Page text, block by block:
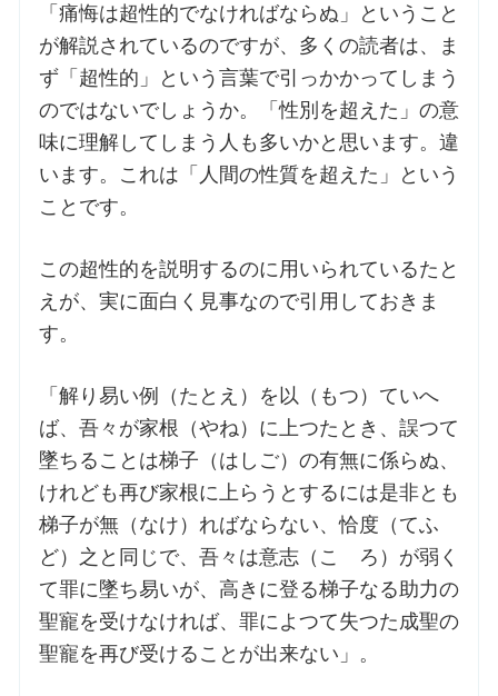
「痛悔は超性的でなければならぬ」ということ
が解説されているのですが、多くの読者は、ま
ず「超性的」という言葉で引っかかってしまう
のではないでしょうか。「性別を超えた」の意
味に理解してしまう人も多いかと思います。違
います。これは「人間の性質を超えた」という
ことです。
この超性的を説明するのに用いられているたと
えが、実に面白く見事なので引用しておきま
す。
「解り易い例（たとえ）を以（もつ）ていへ
ば、吾々が家根（やね）に上つたとき、誤つて
墜ちることは梯子（はしご）の有無に係らぬ、
けれども再び家根に上らうとするには是非とも
梯子が無（なけ）ればならない、恰度（てふ
ど）之と同じで、吾々は意志（こゝろ）が弱く
て罪に墜ち易いが、高きに登る梯子なる助力の
聖寵を受けなければ、罪によつて失つた成聖の
聖寵を再び受けることが出来ない」。